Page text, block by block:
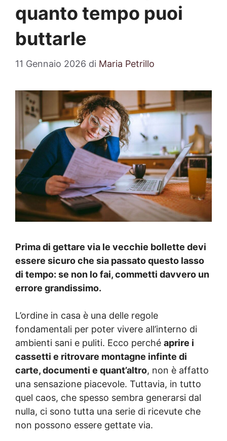
quanto tempo puoi
buttarle
11 Gennaio 2026 di Maria Petrillo
Prima di gettare via le vecchie bollette devi
essere sicuro che sia passato questo lasso
di tempo: se non lo fai, commetti davvero un
errore grandissimo.
L’ordine in casa è una delle regole
fondamentali per poter vivere all’interno di
ambienti sani e puliti. Ecco perché aprire i
cassetti e ritrovare montagne infinte di
carte, documenti e quant’altro, non è affatto
una sensazione piacevole. Tuttavia, in tutto
quel caos, che spesso sembra generarsi dal
nulla, ci sono tutta una serie di ricevute che
non possono essere gettate via.